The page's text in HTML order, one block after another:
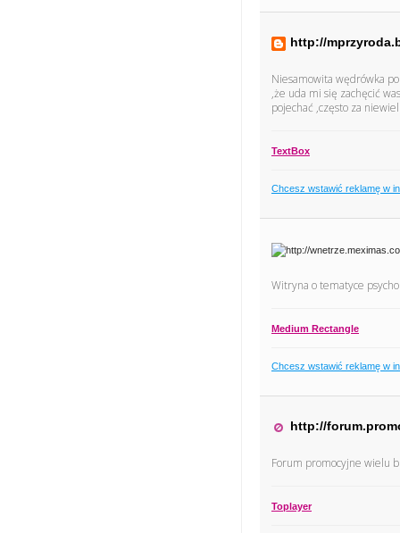
http://
Niesamowita wędrówka
,że uda mi się zachęcić
pojechać ,często za
TextBox
Chcesz wstawić reklamę w
Witryna o tematyce
Medium Rectangle
Chcesz wstawić reklamę w
http://
Forum promocyjne wielu
Toplayer